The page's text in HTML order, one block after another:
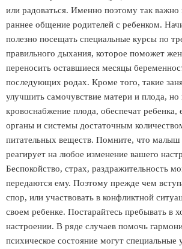
или радоваться. Именно поэтому так
раннее общение родителей с ребенком.
полезно посещать специальные курсы по
правильного дыхания, которое поможет
переносить оставшиеся месяцы
последующих родах. Кроме того, такие
улучшить самочувствие матери и плода,
кровоснабжение плода, обеспечат ребенка,
органы и системы достаточным
питательных веществ. Помните, что малыш
реагирует на любое изменение вашего
Беспокойство, страх, раздражительность
передаются ему. Поэтому прежде чем
спор, или участвовать в конфликтной
своем ребенке. Постарайтесь пребывать в
настроении. В ряде случаев помочь
психическое состояние могут специальные